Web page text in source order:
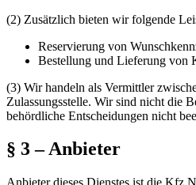
(2) Zusätzlich bieten wir folgende
Reservierung von
Bestellung und Lieferung von
(3) Wir handeln als Vermittler
Zulassungsstelle. Wir sind nicht die
behördliche Entscheidungen nicht
§ 3 – Anbieter